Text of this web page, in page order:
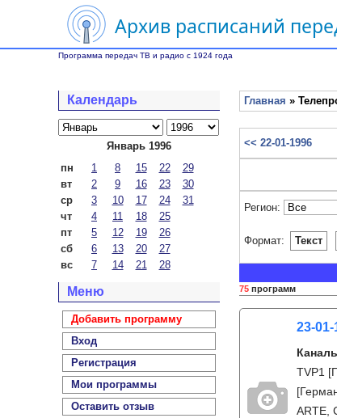
Архив расписаний
Программа передач ТВ и радио с 1924 года
Календарь
Январь 1996
пн
1 8 15 22
29
вт
2 9 16 23
30
ср
3 10 17 24
31
чт
4 11 18
25
пт
5 12 19
26
сб
6 13 20
27
вс
7 14 21 28
Меню
Добавить программу
Вход
Регистрация
Мои программы
Оставить отзыв
Главная »
<< 22-01-1996
Регион:
Формат: Текст
75 программ
23-01-
TVP1
ARTE,